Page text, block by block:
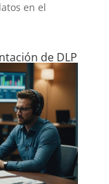
en el
de DLP